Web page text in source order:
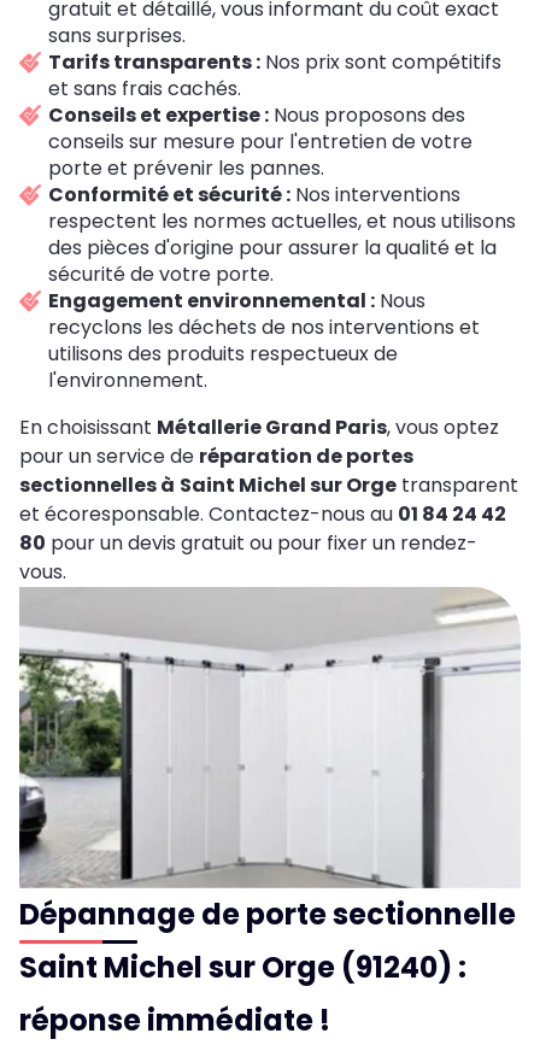
gratuit et détaillé, vous informant du coût exact
sans surprises.
Tarifs transparents : Nos prix sont compétitifs
et sans frais cachés.
Conseils et expertise : Nous proposons des
conseils sur mesure pour l'entretien de votre
porte et prévenir les pannes.
Conformité et sécurité : Nos interventions
respectent les normes actuelles, et nous utilisons
des pièces d'origine pour assurer la qualité et la
sécurité de votre porte.
Engagement environnemental : Nous
recyclons les déchets de nos interventions et
utilisons des produits respectueux de
l'environnement.
En choisissant Métallerie Grand Paris, vous optez
pour un service de réparation de portes
sectionnelles à Saint Michel sur Orge transparent
et écoresponsable. Contactez-nous au 01 84 24 42
80 pour un devis gratuit ou pour fixer un rendez-
vous.
Dépannage de porte sectionnelle
Saint Michel sur Orge (91240) :
réponse immédiate !